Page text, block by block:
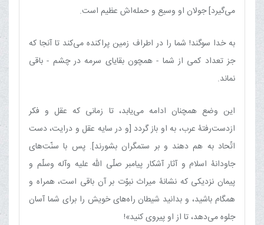
می‌گیرد] جولان او وسیع و حمله‌اش عظیم است.
به خدا سوگند! شما را در اطراف زمین پراکنده می‌کند تا آنجا که
جز تعداد کمی از شما - همچون بقایای سرمه در چشم - باقی
نماند.
این وضع همچنان ادامه می‌یابد، تا زمانی که عقل و فکر
ازدست‌رفتۀ عرب، به او باز گردد [و در سایه عقل و درایت، دست
اتّحاد به هم دهند و بر ستمگران بشورند]. پس با سنّت‌های
جاودانۀ اسلام و آثار آشکار پیامبر صلّی اللّه علیه وآله وسلّم و
پیمان نزدیکی که نشانۀ میراث نبوّت بر آن باقی است، همراه و
همگام باشید، و بدانید شیطان راه‌های خویش را برای شما آسان
جلوه می‌دهد، تا از او پیروی کنید»!